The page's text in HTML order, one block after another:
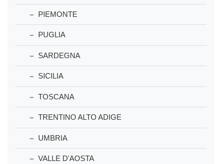
PIEMONTE
PUGLIA
SARDEGNA
SICILIA
TOSCANA
TRENTINO ALTO ADIGE
UMBRIA
VALLE D'AOSTA